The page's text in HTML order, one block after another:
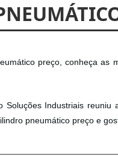
preço, conheça as
Soluções Industriais
pneumático preço e